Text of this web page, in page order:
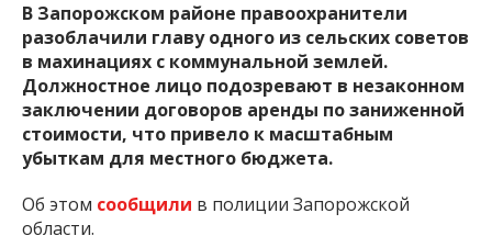
В Запорожском районе правоохранители
разоблачили главу одного из сельских советов
в махинациях с коммунальной землей.
Должностное лицо подозревают в незаконном
заключении договоров аренды по заниженной
стоимости, что привело к масштабным
убыткам для местного бюджета.
Об этом сообщили в полиции Запорожской
области.